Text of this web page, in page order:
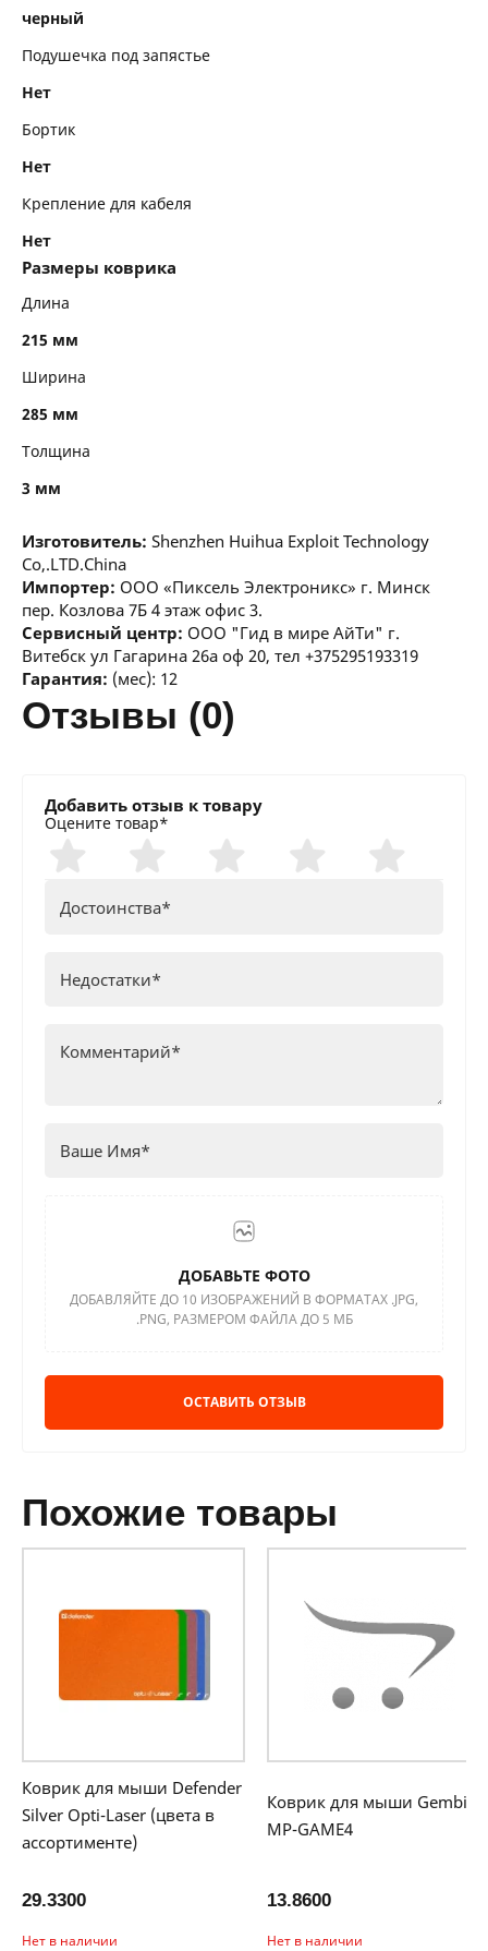
черный
Подушечка под запястье
Нет
Бортик
Нет
Крепление для кабеля
Нет
Размеры коврика
Длина
215 мм
Ширина
285 мм
Толщина
3 мм
Изготовитель: Shenzhen Huihua Exploit Technology
Co,.LTD.China
Импортер: ООО «Пиксель Электроникс» г. Минск
пер. Козлова 7Б 4 этаж офис 3.
Сервисный центр: ООО "Гид в мире АйТи" г.
Витебск ул Гагарина 26а оф 20, тел +375295193319
Гарантия: (мес): 12
отзывы (0)
Добавить отзыв к товару
Оцените товар*
ДОБАВЬТЕ ФОТО
ДОБАВЛЯЙТЕ ДО 10 ИЗОБРАЖЕНИЙ В ФОРМАТАХ .JPG,
.PNG, РАЗМЕРОМ ФАЙЛА ДО 5 МБ
ОСТАВИТЬ ОТЗЫВ
похожие товары
Коврик для мыши Defender
Silver Opti-Laser (цвета в
ассортименте)
29.3300
Нет в наличии
Коврик для мыши Gembird
MP-GAME4
13.8600
Нет в наличии